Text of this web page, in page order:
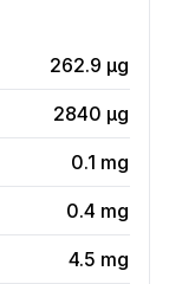
262.9 µg
2840 µg
0.1 mg
0.4 mg
4.5 mg